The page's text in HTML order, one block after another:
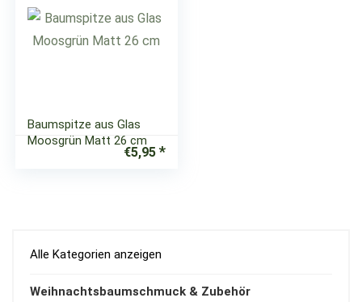
Baumspitze aus Glas
Moosgrün Matt 26 cm
€5,95
Alle Kategorien anzeigen
Weihnachtsbaumschmuck & Zubehör